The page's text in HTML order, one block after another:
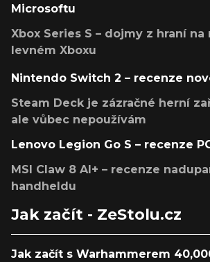
Microsoftu
Xbox Series S – dojmy z hraní na
levném Xboxu
Nintendo Switch 2 – recenze
Steam Deck je zázračné herní
ale vůbec nepoužívám
Lenovo Legion Go S – recenze
MSI Claw 8 AI+ – recenze
handheldu
Jak začít - ZeStolu.cz
Jak začít s Warhammerem